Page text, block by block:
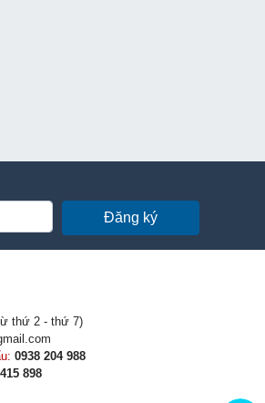
Đăng ký
thứ 2 - thứ 7)
0938 204 988
898